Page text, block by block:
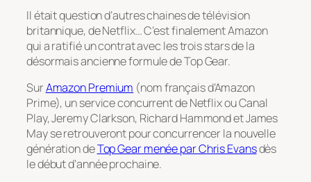
Il était question d’autres chaines de télévision
britannique, de Netflix… C’est finalement Amazon
qui a ratifié un contrat avec les trois stars de la
désormais ancienne formule de Top Gear.
SurAmazon Premium (nom français d’Amazon
Prime), un service concurrent de Netflix ou Canal
Play, Jeremy Clarkson, Richard Hammond et James
May se retrouveront pour concurrencer la nouvelle
génération deTop Gear menée par Chris Evansdès
le début d’année prochaine.